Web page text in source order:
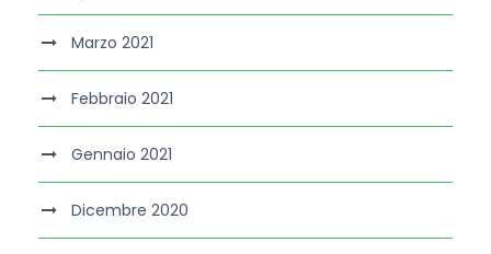
Marzo 2021
Febbraio 2021
Gennaio 2021
Dicembre 2020